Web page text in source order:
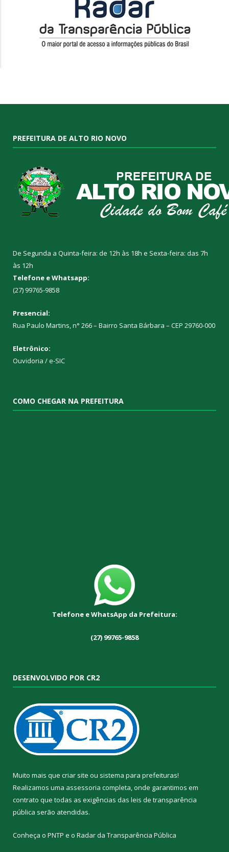
PREFEITURA DE ALTO RIO NOVO
De Segunda a Quinta-feira: de 12h às 18h e Sexta-feira: das 7h
às 12h
Telefone e Whatsapp:
(27) 99765-9858
Presencial:
Rua Paulo Martins, n° 266 – Bairro Santa Bárbara – CEP 29760-000
Eletrônico:
Ouvidoria /e-SIC
COMO CHEGAR NA PREFEITURA
Telefone e WhatsApp da Prefeitura:
(27) 99765-9858
DESENVOLVIDO POR CR2
Muito mais que criar site ou sistema para prefeituras!
Realizamos uma assessoria completa, onde garantimos em
contrato que todas as exigências das leis de transparência
pública serão atendidas.
Conheça o PNTP e o Radar da Transparência Pública